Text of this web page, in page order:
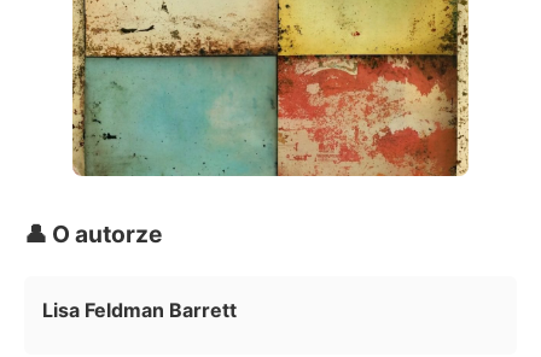
👤 O autorze
Lisa Feldman Barrett